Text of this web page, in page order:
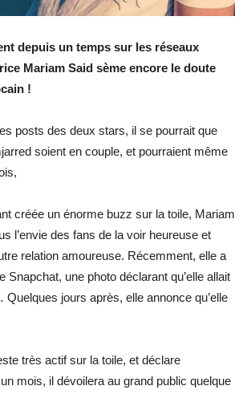
depuis un temps sur les réseaux
Mariam Said sème encore le doute
!
posts des deux stars, il se pourrait que
soient en couple, et pourraient même
créée un énorme buzz sur la toile, Mariam
l’envie des fans de la voir heureuse et
relation amoureuse. Récemment, elle a
Snapchat, une photo déclarant qu’elle allait
jours après, elle annonce qu’elle
très actif sur la toile, et déclare
mois, il dévoilera au grand public quelque